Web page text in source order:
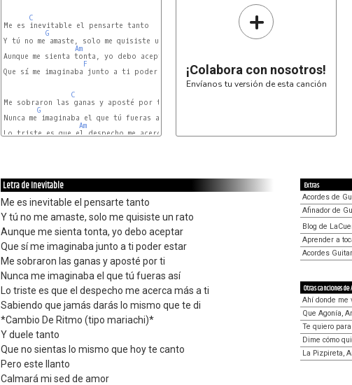
C
Me es inevitable el pensarte tanto
G
Y tú no me amaste, solo me quisiste un rato
Am
Aunque me sienta tonta, yo debo aceptar
F
Que sí me imaginaba junto a ti poder estar
C
Me sobraron las ganas y aposté por ti
G
Nunca me imaginaba el que tú fueras así
Am
Lo triste es que el despecho me acerca más a ti
+
¡Colabora con nosotros!
Envíanos tu versión de esta canción
Letra de Inevitable
Me es inevitable el pensarte tanto
Y tú no me amaste, solo me quisiste un rato
Aunque me sienta tonta, yo debo aceptar
Que sí me imaginaba junto a ti poder estar
Me sobraron las ganas y aposté por ti
Nunca me imaginaba el que tú fueras así
Lo triste es que el despecho me acerca más a ti
Sabiendo que jamás darás lo mismo que te di
*Cambio De Ritmo (tipo mariachi)*
Y duele tanto
Que no sientas lo mismo que hoy te canto
Pero este llanto
Calmará mi sed de amor
Extras
Acordes de
Afinador de
Blog de
Aprender a
Acordes
Otras canciones
Ahí donde me
Que Agonía,
Te quiero
Dime cómo
La Pizpireta,